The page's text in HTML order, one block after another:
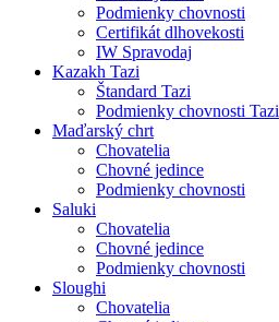
Podmienky chovnosti
Certifikát dlhovekosti
IW Spravodaj
Kazakh Tazi
Štandard Tazi
Podmienky chovnosti Tazi
Maďarský chrt
Chovatelia
Chovné jedince
Podmienky chovnosti
Saluki
Chovatelia
Chovné jedince
Podmienky chovnosti
Sloughi
Chovatelia